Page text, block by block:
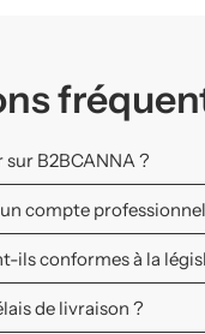
B2BCANNA ?
compte
ils conformes à la
de livraison ?